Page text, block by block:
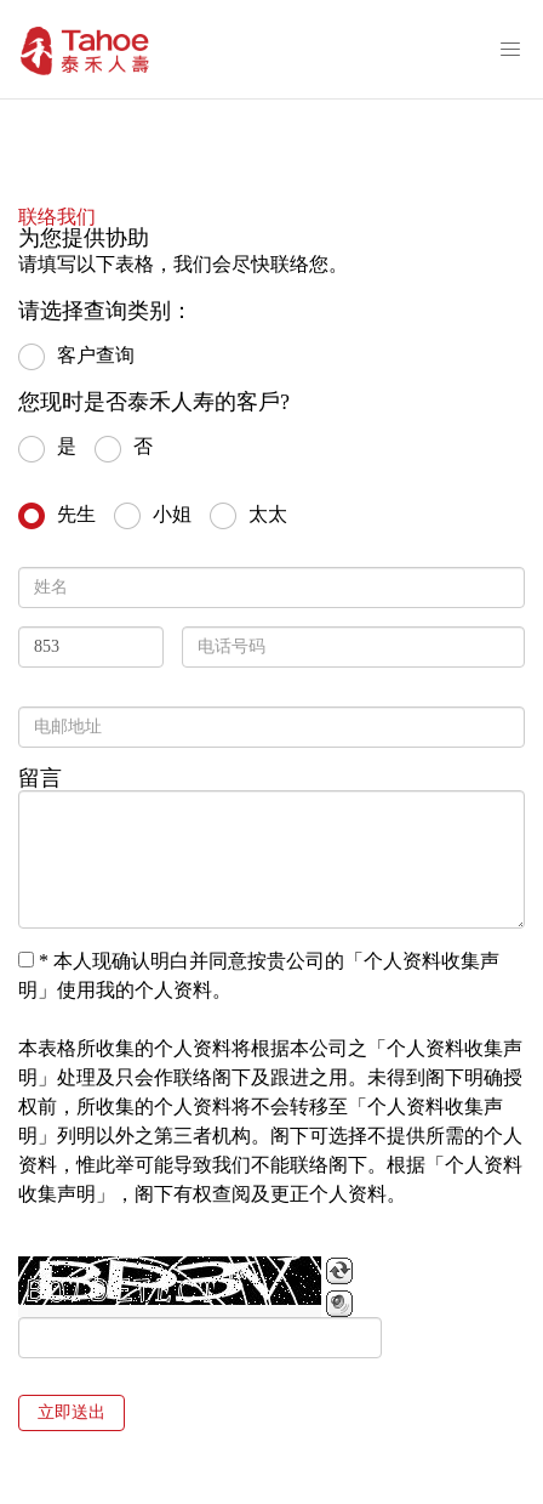
联络我们
为您提供协助
请填写以下表格，我们会尽快联络您。
请选择查询类别：
客户查询
您现时是否泰禾人寿的客戶?
是 否
先生 小姐 太太
留言
* 本人现确认明白并同意按贵公司的「个人资料收集声
明」使用我的个人资料。
本表格所收集的个人资料将根据本公司之「个人资料收集声
明」处理及只会作联络阁下及跟进之用。未得到阁下明确授
权前，所收集的个人资料将不会转移至「个人资料收集声
明」列明以外之第三者机构。阁下可选择不提供所需的个人
资料，惟此举可能导致我们不能联络阁下。根据「个人资料
收集声明」，阁下有权查阅及更正个人资料。
立即送出